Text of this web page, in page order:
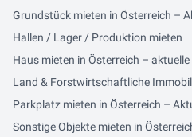
Grundstück mieten in Österreich –
Hallen / Lager / Produktion mieten
Haus mieten in Österreich –
Land & Forstwirtschaftliche
Parkplatz mieten in Österreich –
Sonstige Objekte mieten in